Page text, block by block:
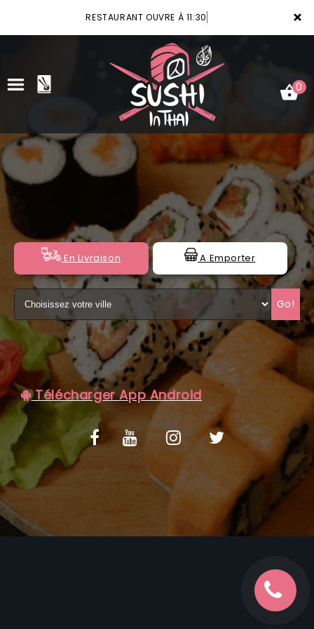
×
RESTAURANT OUVRE À 11:30
ACCUEIL
VOTRE COMPTE
NOTRE RESTAURANT
VOS AVIS
MENTIONS LÉGALES
C.G.V
0
En Livraison A Emporter
Go!
Télécharger App Android